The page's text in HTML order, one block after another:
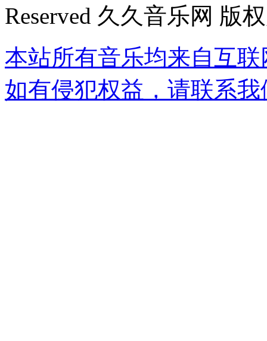
Reserved 久久音乐网 版
本站所有音乐均来自互
如有侵犯权益，请联系